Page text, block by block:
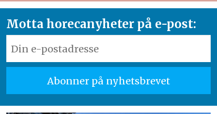
Motta horecanyheter på e-post: